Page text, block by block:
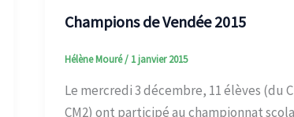
Champions de Vendée 2015
Hélène Mouré/ 1 janvier 2015
Le mercredi 3 décembre, 11 élèves (du
CM2) ont participé au championnat